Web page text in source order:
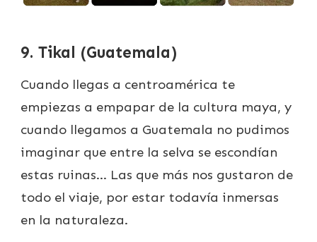
9. Tikal (Guatemala)
Cuando llegas a centroamérica te
empiezas a empapar de la cultura maya, y
cuando llegamos a Guatemala no pudimos
imaginar que entre la selva se escondían
estas ruinas… Las que más nos gustaron de
todo el viaje, por estar todavía inmersas
en la naturaleza.